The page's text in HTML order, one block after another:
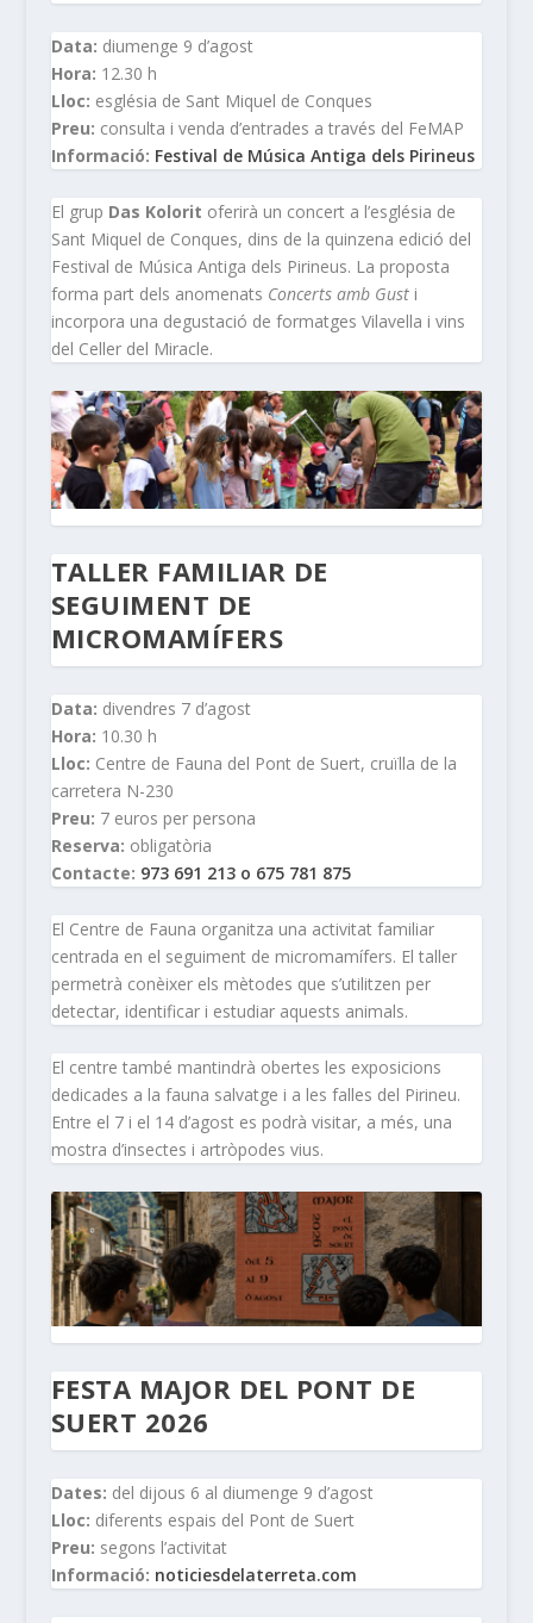
Data: diumenge 9 d’agost
Hora: 12.30 h
Lloc: església de Sant Miquel de Conques
Preu: consulta i venda d’entrades a través del FeMAP
Informació: Festival de Música Antiga dels Pirineus
El grup Das Kolorit oferirà un concert a l’església de
Sant Miquel de Conques, dins de la quinzena edició del
Festival de Música Antiga dels Pirineus. La proposta
forma part dels anomenats Concerts amb Gusti
incorpora una degustació de formatges Vilavella i vins
del Celler del Miracle.
TALLER FAMILIAR DE
SEGUIMENT DE
MICROMAMÍFERS
Data: divendres 7 d’agost
Hora: 10.30 h
Lloc: Centre de Fauna del Pont de Suert, cruïlla de la
carretera N-230
Preu: 7 euros per persona
Reserva: obligatòria
Contacte: 973 691 213 o 675 781 875
El Centre de Fauna organitza una activitat familiar
centrada en el seguiment de micromamífers. El taller
permetrà conèixer els mètodes que s’utilitzen per
detectar, identificar i estudiar aquests animals.
El centre també mantindrà obertes les exposicions
dedicades a la fauna salvatge i a les falles del Pirineu.
Entre el 7 i el 14 d’agost es podrà visitar, a més, una
mostra d’insectes i artròpodes vius.
FESTA MAJOR DEL PONT DE
SUERT 2026
Dates: del dijous 6 al diumenge 9 d’agost
Lloc: diferents espais del Pont de Suert
Preu: segons l’activitat
Informació: noticiesdelaterreta.com